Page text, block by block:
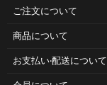
ご注⽂について
商品について
お⽀払い‧配送について